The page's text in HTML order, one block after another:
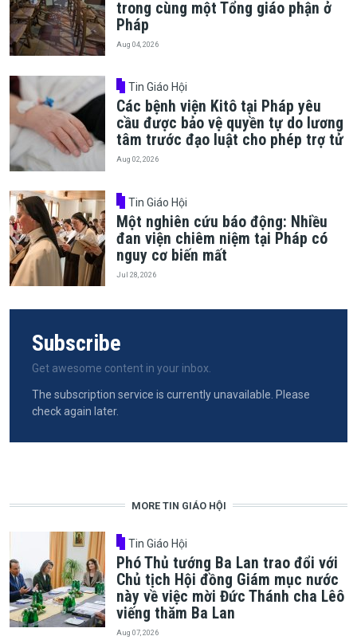
trong cùng một Tổng giáo phận ở
Pháp
Aug 04, 2026
Tin Giáo Hội
Các bệnh viện Kitô tại Pháp yêu
cầu được bảo vệ quyền tự do lương
tâm trước đạo luật cho phép trợ tử
Aug 02, 2026
Tin Giáo Hội
Một nghiên cứu báo động: Nhiều
đan viện chiêm niệm tại Pháp có
nguy cơ biến mất
Jul 28, 2026
Subscribe
Get awesome content in your inbox.
The subscription service is currently unavailable. Please
check again later.
MORE TIN GIÁO HỘI
Tin Giáo Hội
Phó Thủ tướng Ba Lan trao đổi với
Chủ tịch Hội đồng Giám mục nước
này về việc mời Đức Thánh cha Lêô
viếng thăm Ba Lan
Aug 07, 2026